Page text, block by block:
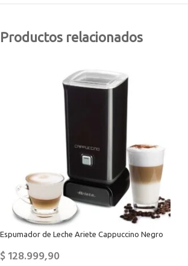
Productos relacionados
Espumador de Leche Ariete Cappuccino Negro
$128.999,90